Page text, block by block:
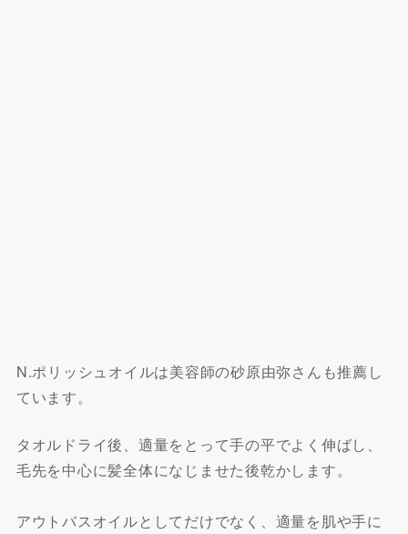
N.ポリッシュオイルは美容師の砂原由弥さんも推薦し
ています。
タオルドライ後、適量をとって手の平でよく伸ばし、
毛先を中心に髪全体になじませた後乾かします。
アウトバスオイルとしてだけでなく、適量を肌や手に